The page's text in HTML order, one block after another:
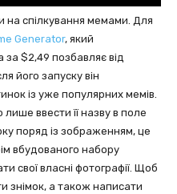
спілкування мемами. Для
Generator, який
$2,49 позбавляє від
його запуску він
із уже популярних мемів.
ввести її назву в поле
поряд із зображенням, це
вбудованого набору
свої власні фотографії. Щоб
знімок, а також написати